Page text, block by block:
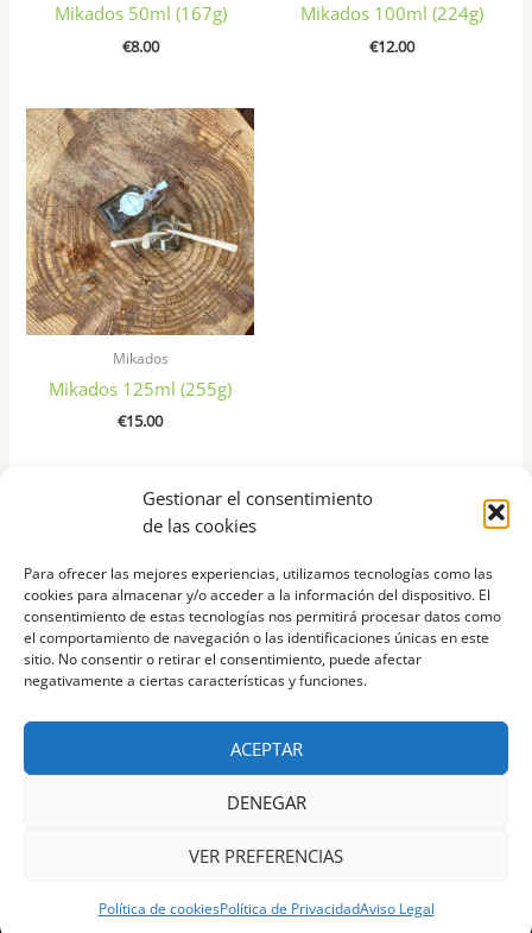
Gestionar el consentimiento
de las cookies
Para ofrecer las mejores experiencias, utilizamos tecnologías como las
cookies para almacenar y/o acceder a la información del dispositivo. El
consentimiento de estas tecnologías nos permitirá procesar datos como
el comportamiento de navegación o las identificaciones únicas en este
sitio. No consentir o retirar el consentimiento, puede afectar
negativamente a ciertas características y funciones.
ACEPTAR
DENEGAR
VER PREFERENCIAS
Política de cookiesPolítica de PrivacidadAviso Legal
Mikados 50ml (167g)
€8.00
Mikados 100ml (224g)
€12.00
Mikados
Mikados 125ml (255g)
€15.00
COPYRIGHT © 2026 |MARIA DEL PILAR FREIXAS |
606981359 |PILAR_DIE23@HOTMAIL.COM
Aviso Legal
Accesibilidad
Mapa del Sitio